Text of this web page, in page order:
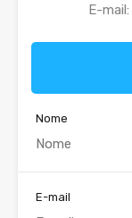
E-mail:
Nome
E-mail